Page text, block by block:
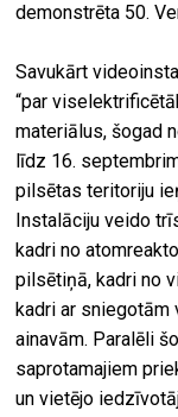
demonstrēta 50.
Savukārt
“par
materiālus, šogad
līdz 16.
pilsētas teritoriju
Instalāciju veido
kadri no
pilsētiņā, kadri no
kadri ar sniegotām
ainavām. Paralēli
saprotamajiem
un vietējo